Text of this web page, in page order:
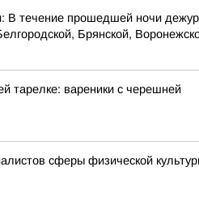
В течение прошедшей ночи
Брянской,
тарелке: вареники с черешней
сферы физической